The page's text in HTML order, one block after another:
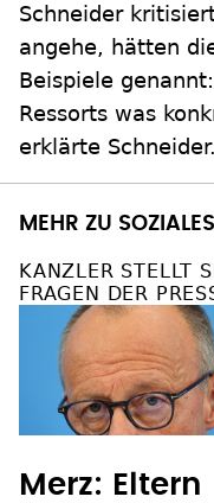
Schneider
angehe, hätten
Beispiele
Ressorts was
erklärte Schneider.
MEHR ZU SOZIALES
KANZLER STELLT
FRAGEN DER
Merz: Eltern